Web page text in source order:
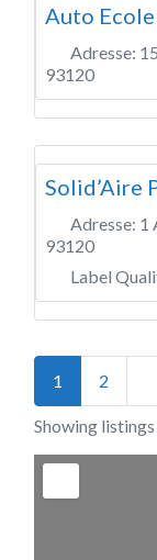
Auto
Adresse:
93120
Solid’Aire
Adresse: 1
93120
Label
Posts
1 2
Showing